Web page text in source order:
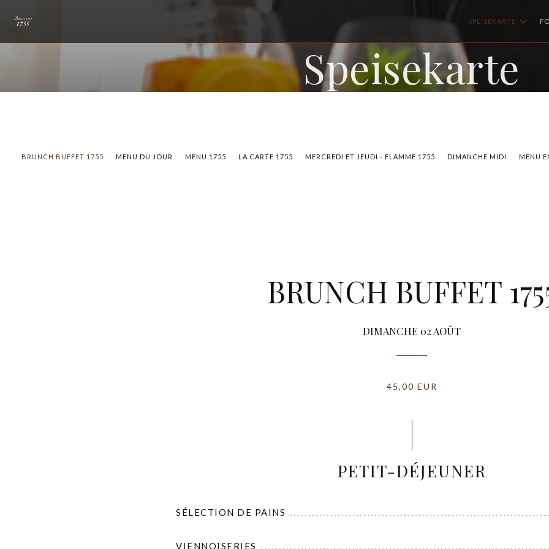
SPEISEKARTE
Speisekarte
BRUNCH BUFFET 1755 MENU DU JOUR MENU 1755 LA CARTE 1755 MERCREDI ET JEUDI - FLAMME 1755 DIMANCHE MIDI MENU
BRUNCH BUFFET
DIMANCHE 02 AOÛT
45,00 EUR
PETIT-DÉJEUNER
SÉLECTION DE PAINS
VIENNOISERIES